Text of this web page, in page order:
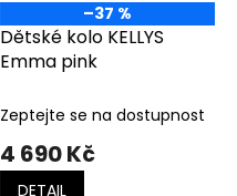
–37 %
Dětské kolo KELLYS
Emma pink
Zeptejte se na dostupnost
4 690 Kč
DETAIL